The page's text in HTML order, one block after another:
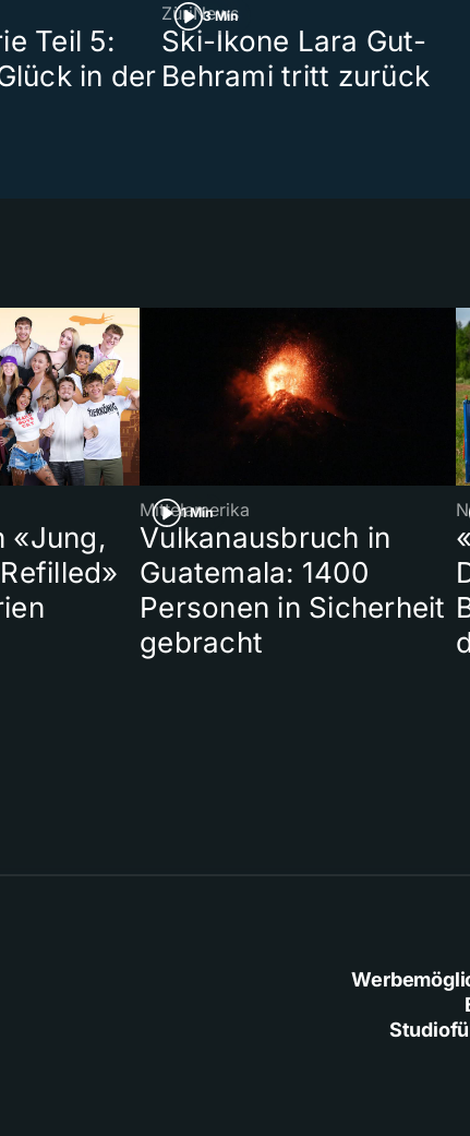
Teil 5:
in der
3 Min
ZüriNews
Ski-Ikone Lara Gut-
Behrami tritt zurück
«Jung,
1 Min
Mittelamerika
Vulkanausbruch in
Guatemala: 1400
Personen in Sicherheit
gebracht